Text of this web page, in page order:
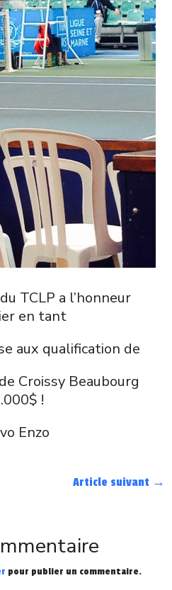
TCLP a l’honneur
en tant
aux qualification de
Croissy Beaubourg
!
Enzo
Article suivant →
pour publier un commentaire.